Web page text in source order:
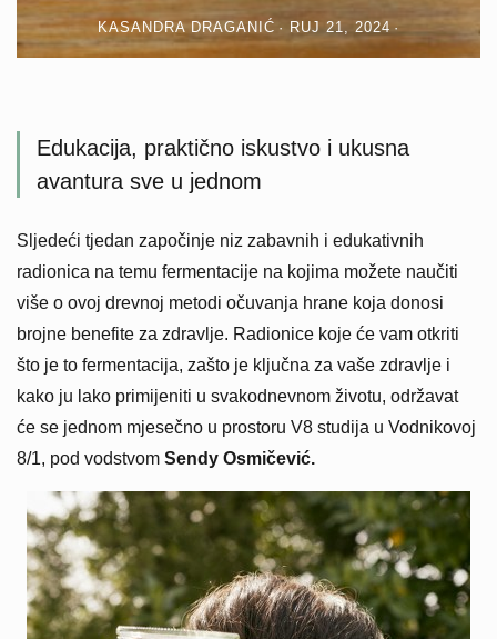
KASANDRA DRAGANIĆ RUJ 21, 2024
Edukacija, praktično iskustvo i ukusna
avantura sve u jednom
Sljedeći tjedan započinje niz zabavnih i edukativnih
radionica na temu fermentacije na kojima možete naučiti
više o ovoj drevnoj metodi očuvanja hrane koja donosi
brojne benefite za zdravlje. Radionice koje će vam otkriti
što je to fermentacija, zašto je ključna za vaše zdravlje i
kako ju lako primijeniti u svakodnevnom životu, održavat
će se jednom mjesečno u prostoru V8 studija u Vodnikovoj
8/1, pod vodstvom Sendy Osmičević.